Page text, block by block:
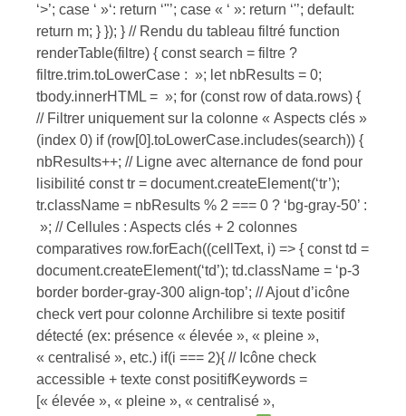
‘>’; case ‘ »‘: return ‘"’; case « ‘ »: return ‘'’; default:
return m; } }); } // Rendu du tableau filtré function
renderTable(filtre) { const search = filtre ?
filtre.trim.toLowerCase : »; let nbResults = 0;
tbody.innerHTML = »; for (const row of data.rows) {
// Filtrer uniquement sur la colonne « Aspects clés »
(index 0) if (row[0].toLowerCase.includes(search)) {
nbResults++; // Ligne avec alternance de fond pour
lisibilité const tr = document.createElement(‘tr’);
tr.className = nbResults % 2 === 0 ? ‘bg-gray-50’ :
»; // Cellules : Aspects clés + 2 colonnes
comparatives row.forEach((cellText, i) => { const td =
document.createElement(‘td’); td.className = ‘p-3
border border-gray-300 align-top’; // Ajout d’icône
check vert pour colonne Archilibre si texte positif
détecté (ex: présence « élevée », « pleine »,
« centralisé », etc.) if(i === 2){ // Icône check
accessible + texte const positifKeywords =
[« élevée », « pleine », « centralisé »,